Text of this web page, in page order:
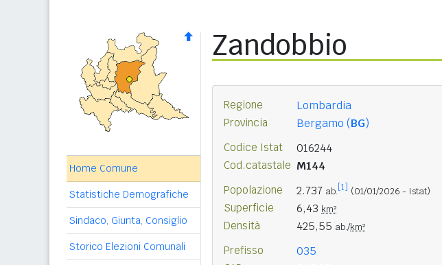
Home Comune
Statistiche Demografiche
Sindaco, Giunta, Consiglio
Storico Elezioni Comunali
Zandobbio
Regione Lombardia
Provincia Bergamo (BG)
Codice Istat 016244
Cod.catastale M144
Popolazione 2.737 ab. [1] (01/01/2026 - Istat)
Superficie 6,43 km²
Densità 425,55 ab./km²
Prefisso 035